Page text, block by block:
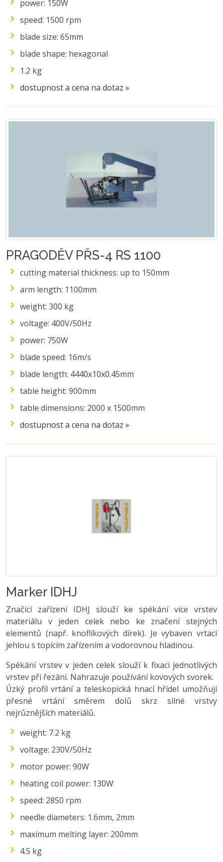
power: 150W
speed: 1500 rpm
blade size: 65mm
blade shape: hexagonal
1.2 kg
dostupnost a cena na dotaz »
PRAGODĚV PŘS-4 RS 1100
cutting material thickness: up to 150mm
arm length: 1100mm
weight: 300 kg
voltage: 400V/50Hz
power: 750W
blade speed: 16m/s
blade length: 4440x10x0.45mm
table height: 900mm
table dimensions: 2000 x 1500mm
dostupnost a cena na dotaz »
Marker IDHJ
Značící zařízení IDHJ slouží ke spékání více vrstev
materiálu v jeden celek nebo ke značení stejných
elementů (např. knoflíkových dírek). Je vybaven vrtací
jehlou s topícím zařízením a vodorovnou hladinou.
Spékání vrstev v jeden celek slouží k fixaci jednotlivých
vrstev při řezání. Nahrazuje používání kovových svorek.
Úzký profil vrtání a teleskopická hnací hřídel umožňují
přesné vrtání směrem dolů skrz silné vrstvy
nejrůznějších materiálů.
weight: 7.2 kg
voltage: 230V/50Hz
motor power: 90W
heating coil power: 130W
speed: 2850 rpm
needle diameters: 1.6mm, 2mm
maximum melting layer: 200mm
4.5 kg